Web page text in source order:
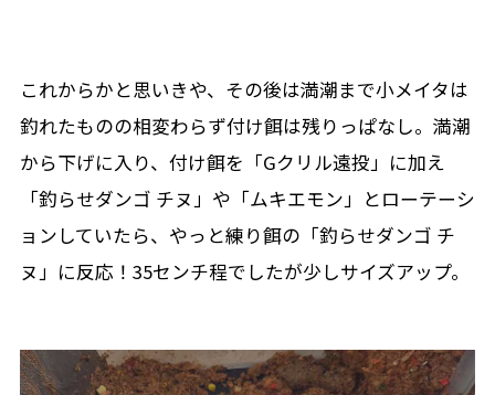
これからかと思いきや、その後は満潮まで小メイタは
釣れたものの相変わらず付け餌は残りっぱなし。満潮
から下げに入り、付け餌を「Gクリル遠投」に加え
「釣らせダンゴ チヌ」や「ムキエモン」とローテーシ
ョンしていたら、やっと練り餌の「釣らせダンゴ チ
ヌ」に反応！35センチ程でしたが少しサイズアップ。